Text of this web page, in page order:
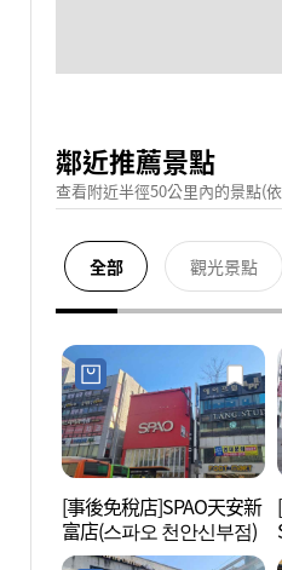
鄰近推薦景點
查看附近半徑50公里內的景點(
全部 觀光景點
[事後免稅店]SPAO天安新
富店(스파오 천안신부점)